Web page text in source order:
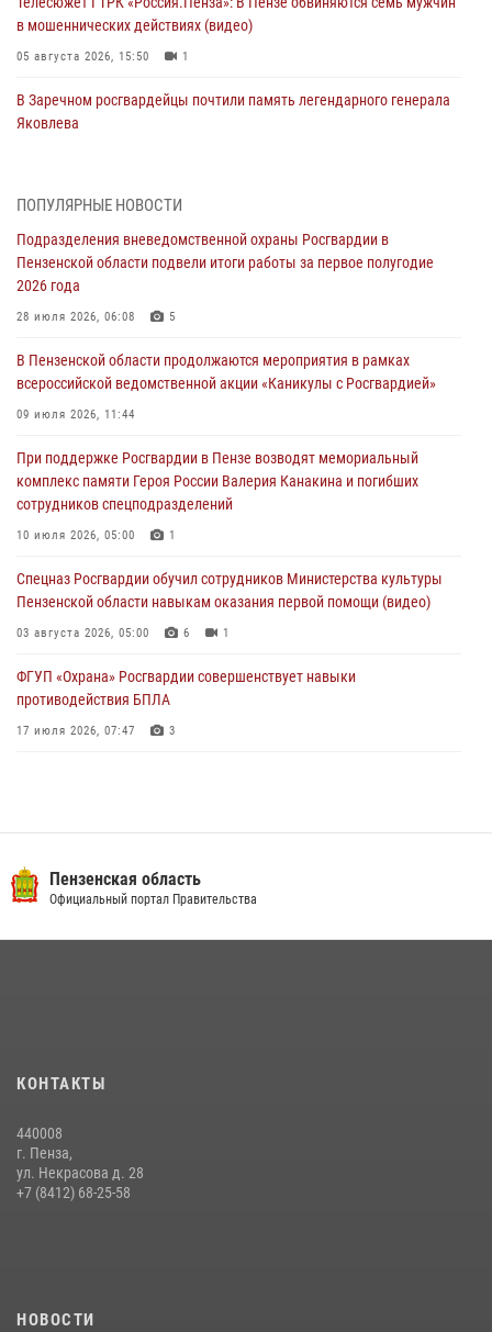
в мошеннических действиях (видео)
05 августа 2026, 15:50 1
В Заречном росгвардейцы почтили память легендарного генерала
Яковлева
Сотрудники пензенского ОМОН «Страж» познакомили участников
05 августа 2026, 06:15
В Пензе сотрудники Росгвардии оказали помощь
дезориентированному пенсионеру
В Пензе при силовой поддержке Росгвардии пресечена
деятельность ОПГ, маскировавшейся под реабилитационный центр
04 августа 2026, 07:05
В Управлении Росгвардии по Пензенской области подвели итоги
работы за первое полугодие 2026 года
ПОПУЛЯРНЫЕ НОВОСТИ
Подразделения вневедомственной охраны Росгвардии в
Пензенской области подвели итоги работы за первое полугодие
2026 года
28 июля 2026, 06:08 5
В Пензенской области продолжаются мероприятия в рамках
всероссийской ведомственной акции «Каникулы с Росгвардией»
09 июля 2026, 11:44
При поддержке Росгвардии в Пензе возводят мемориальный
комплекс памяти Героя России Валерия Канакина и погибших
сотрудников спецподразделений
10 июля 2026, 05:00 1
Спецназ Росгвардии обучил сотрудников Министерства культуры
Пензенской области навыкам оказания первой помощи (видео)
03 августа 2026, 05:00 6 1
ФГУП «Охрана» Росгвардии совершенствует навыки
противодействия БПЛА
17 июля 2026, 07:47 3
Военнослужащие Росгвардии в Заречном приняли участие в
просветительской лекции Общества «Знание»
сборов «Гвардеец» с вооружением и техникой Росгвардии
Начальник Управления Росгвардии по Пензенской области Павел
Пучков посетил 55-й Всероссийский Лермонтовский праздник
Пензенская область
Официальный портал Правительства
КОНТАКТЫ
440008
г. Пенза,
ул. Некрасова д. 28
+7 (8412) 68-25-58
НОВОСТИ